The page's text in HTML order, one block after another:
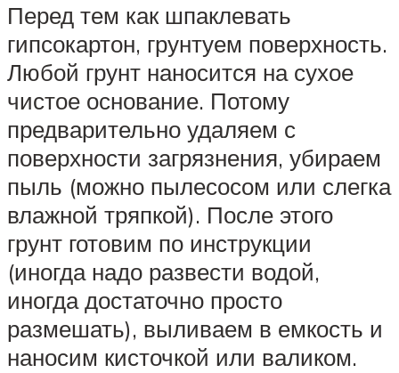
Перед тем как шпаклевать
гипсокартон, грунтуем поверхность.
Любой грунт наносится на сухое
чистое основание. Потому
предварительно удаляем с
поверхности загрязнения, убираем
пыль (можно пылесосом или слегка
влажной тряпкой). После этого
грунт готовим по инструкции
(иногда надо развести водой,
иногда достаточно просто
размешать), выливаем в емкость и
наносим кисточкой или валиком.